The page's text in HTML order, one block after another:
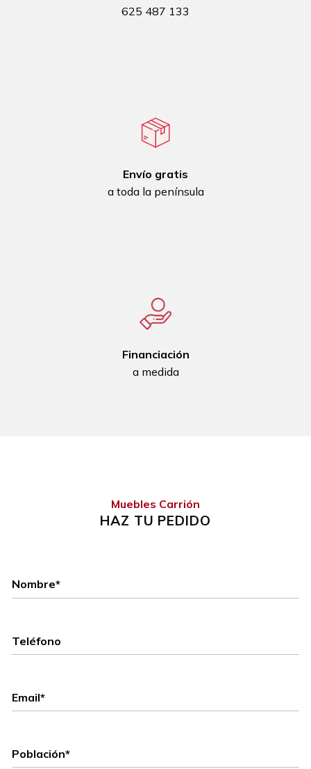
625 487 133
Envío gratis
a toda la península
Financiación
a medida
Muebles Carrión
HAZ TU PEDIDO